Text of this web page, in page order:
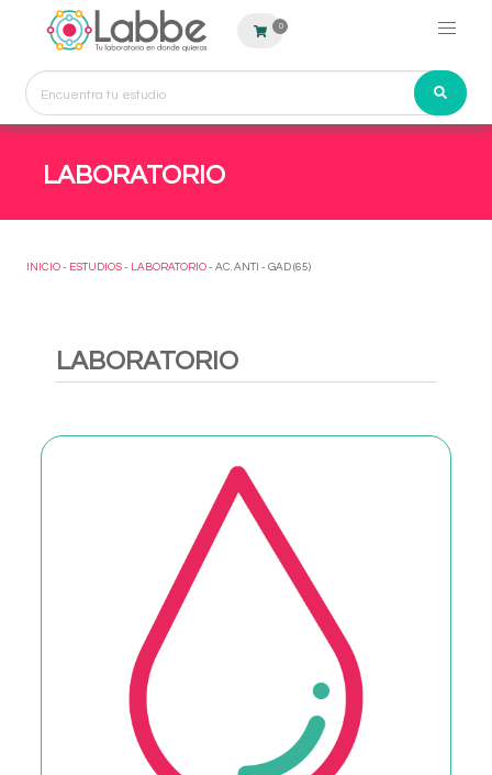
0
LABORATORIO
INICIO - ESTUDIOS - LABORATORIO - AC. ANTI - GAD (65)
LABORATORIO